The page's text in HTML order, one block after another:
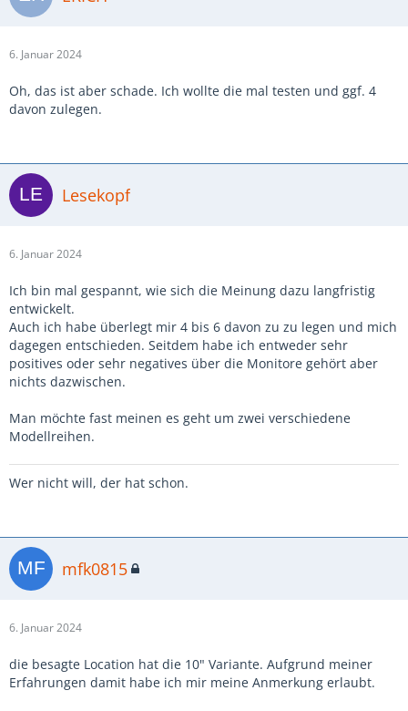
6. Januar 2024
Oh, das ist aber schade. Ich wollte die mal testen und ggf. 4
davon zulegen.
Lesekopf
6. Januar 2024
Ich bin mal gespannt, wie sich die Meinung dazu langfristig
entwickelt.
Auch ich habe überlegt mir 4 bis 6 davon zu zu legen und mich
dagegen entschieden. Seitdem habe ich entweder sehr
positives oder sehr negatives über die Monitore gehört aber
nichts dazwischen.
Man möchte fast meinen es geht um zwei verschiedene
Modellreihen.
Wer nicht will, der hat schon.
mfk0815
6. Januar 2024
die besagte Location hat die 10" Variante. Aufgrund meiner
Erfahrungen damit habe ich mir meine Anmerkung erlaubt.